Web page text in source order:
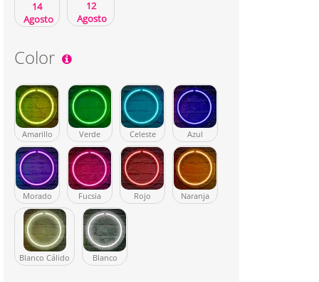
14
Agosto
12
Agosto
Color
Amarillo Verde Celeste Azul
Morado Fucsia Rojo Naranja
Blanco Cálido Blanco